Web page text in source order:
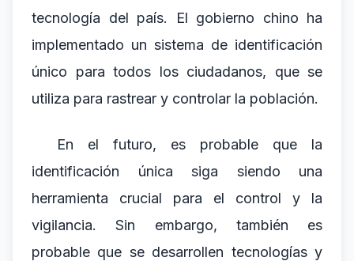
tecnología del país. El gobierno chino ha
implementado un sistema de identificación
único para todos los ciudadanos, que se
utiliza para rastrear y controlar la población.
En el futuro, es probable que la
identificación única siga siendo una
herramienta crucial para el control y la
vigilancia. Sin embargo, también es
probable que se desarrollen tecnologías y